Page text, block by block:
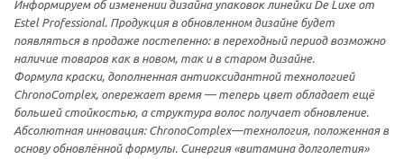
Информируем об изменении дизайна упаковок линейки De Luxe от
Estel Professional. Продукция в обновленном дизайне будет
появляться в продаже постепенно: в переходный период возможно
наличие товаров как в новом, так и в старом дизайне.
Формула краски, дополненная антиоксидантной технологией
ChronoComplex, опережает время — теперь цвет обладает ещё
большей стойкостью, а структура волос получает обновление.
Абсолютная инновация: ChronoComplex—технология, положенная в
основу обновлённой формулы. Синергия «витамина долголетия»